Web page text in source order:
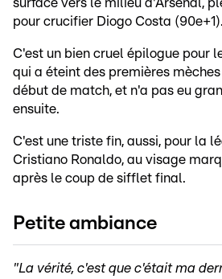
surface vers le milieu d'Arsenal,
pour crucifier Diogo Costa (90e+1).
C'est un bien cruel épilogue pour
qui a éteint des premières
début de match, et n'a pas eu
ensuite.
C'est une triste fin, aussi, pour la
Cristiano Ronaldo, au visage
après le coup de sifflet final.
Petite ambiance
"La vérité, c'est que c'était ma